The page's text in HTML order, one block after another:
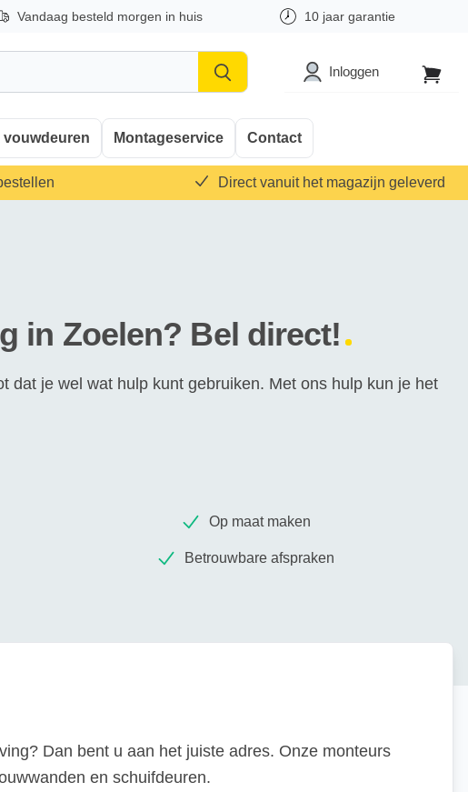
Vandaag besteld morgen in huis 10 jaar garantie
Inloggen
vouwdeuren Montageservice Contact
Direct vanuit het magazijn geleverd
in Zoelen? Bel direct!
dat je wel wat hulp kunt gebruiken. Met ons hulp kun je het
Op maat maken
Betrouwbare afspraken
Dan bent u aan het juiste adres. Onze monteurs
en schuifdeuren.